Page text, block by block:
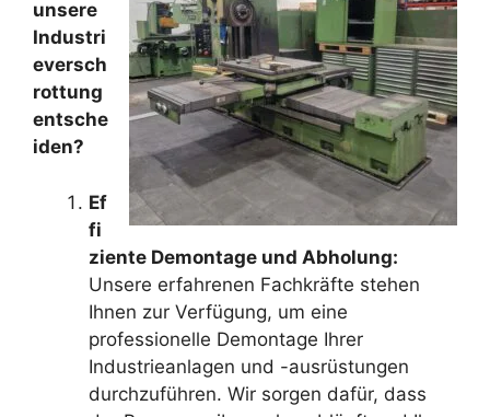
unsere
Industri
eversch
rottung
entsche
iden?
Ef
fi
ziente Demontage und Abholung:
Unsere erfahrenen Fachkräfte stehen
Ihnen zur Verfügung, um eine
professionelle Demontage Ihrer
Industrieanlagen und -ausrüstungen
durchzuführen. Wir sorgen dafür, dass